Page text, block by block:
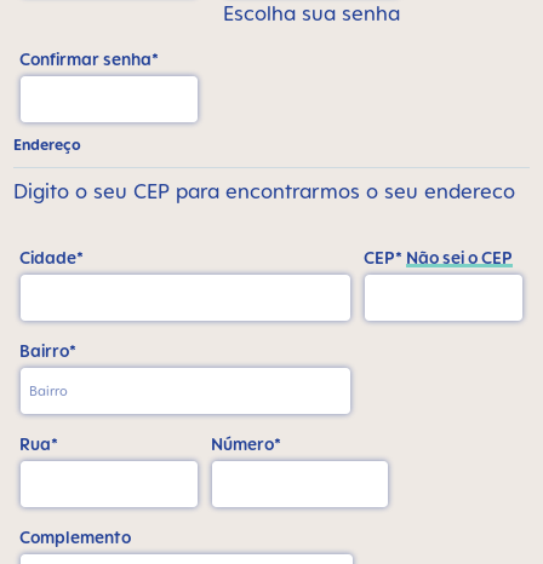
Escolha sua senha
Confirmar senha*
Endereço
Digito o seu CEP para encontrarmos o seu endereco
Cidade* CEP* Não sei o CEP
Bairro*
Rua* Número*
Complemento